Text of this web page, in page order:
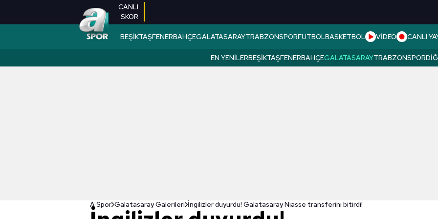
CANLI
SKOR
BEŞİKTAŞFENERBAHÇEGALATASARAYTRABZONSPORFUTBOLBASKETBOL VİDEO CANLI
EN YENILERBEŞIKTAŞFENERBAHÇEGALATASARAYTRABZONSPOR
A Spor Galatasaray Galerileri İngilizler duyurdu! Galatasaray Niasse transferini bitirdi!